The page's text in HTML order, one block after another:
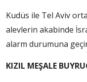
Kudüs ile Tel Aviv
alevlerin akabinde
alarm durumuna
KIZIL MEŞALE